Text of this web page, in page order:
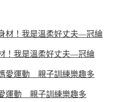
！我是溫柔好丈夫—冠綸
運動 親子訓練樂趣多